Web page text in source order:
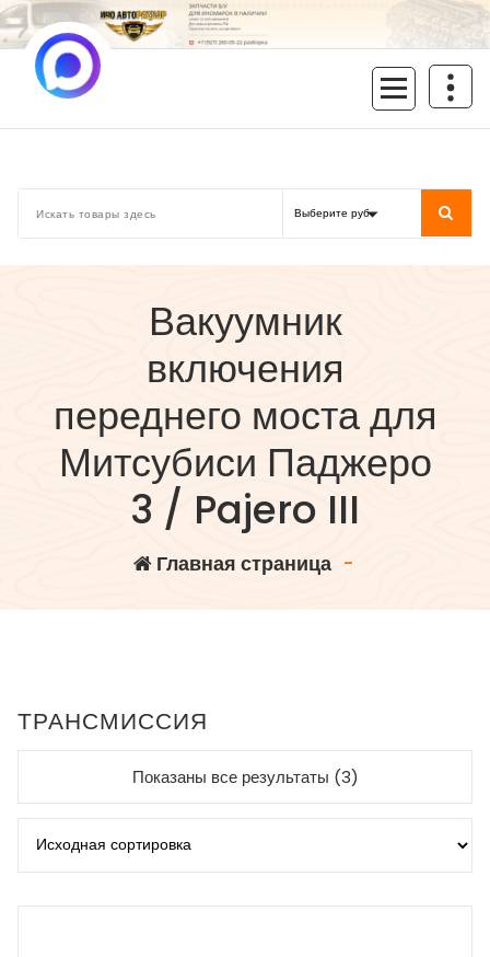
Перейти
к
содержимому
Вакуумник
включения
переднего моста для
Митсубиси Паджеро
3 / Pajero III
Главная страница-
ТРАНСМИССИЯ
Показаны все результаты (3)